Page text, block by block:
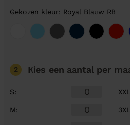
Gekozen kleur: Royal Blauw RB
2 Kies een aantal per
S:
M:
XXL
3XL